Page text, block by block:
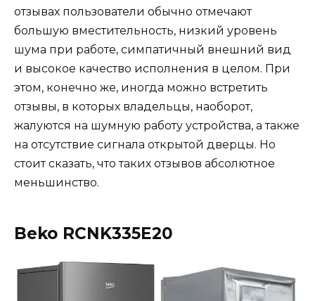
отзывах пользователи обычно отмечают
большую вместительность, низкий уровень
шума при работе, симпатичный внешний вид
и высокое качество исполнения в целом. При
этом, конечно же, иногда можно встретить
отзывы, в которых владельцы, наоборот,
жалуются на шумную работу устройства, а также
на отсутствие сигнала открытой дверцы. Но
стоит сказать, что таких отзывов абсолютное
меньшинство.
Beko RCNK335E20